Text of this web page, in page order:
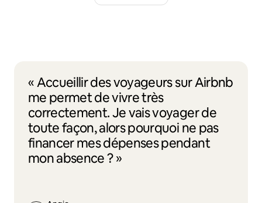
« Accueillir des voyageurs sur Airbnb
me permet de vivre très
correctement. Je vais voyager de
toute façon, alors pourquoi ne pas
financer mes dépenses pendant
mon absence ? »